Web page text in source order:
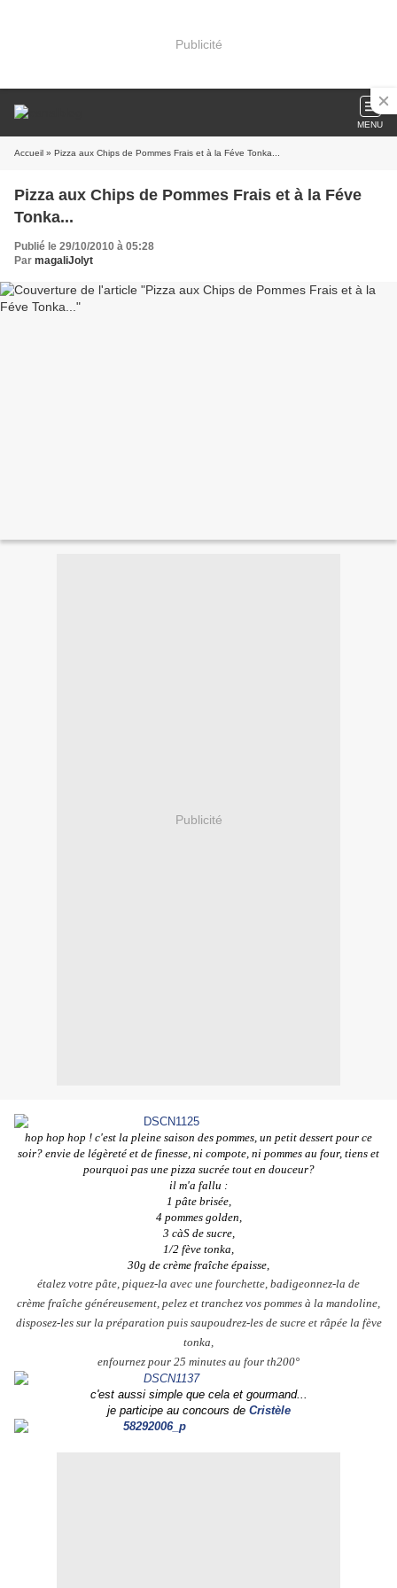
Publicité
MENU
Accueil » Pizza aux Chips de Pommes Frais et à la Féve Tonka...
Pizza aux Chips de Pommes Frais et à la Féve
Tonka...
Publié le 29/10/2010 à 05:28
Par magaliJolyt
Publicité
hop hop hop ! c'est la pleine saison des pommes, un petit dessert pour ce
soir? envie de légèreté et de finesse, ni compote, ni pommes au four, tiens et
pourquoi pas une pizza sucrée tout en douceur?
il m'a fallu :
1 pâte brisée,
4 pommes golden,
3 càS de sucre,
1/2 fève tonka,
30g de crème fraîche épaisse,
étalez votre pâte, piquez-la avec une fourchette, badigeonnez-la de
crème fraîche généreusement, pelez et tranchez vos pommes à la mandoline,
disposez-les sur la préparation puis saupoudrez-les de sucre et râpée la fève
tonka,
enfournez pour 25 minutes au four th200°
c'est aussi simple que cela et gourmand...
je participe au concours de Cristèle